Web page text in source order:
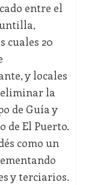
entre el
cuales 20
y locales
eliminar la
de Guía y
de El Puerto.
como un
y terciarios.